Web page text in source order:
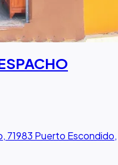
71983 Puerto Escondido,